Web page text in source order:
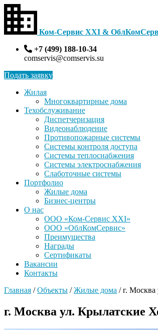
Ком-Сервис XXI &
+7 (499) 188-10-34
comservis@comservis.su
Подать заявку
Жилая
Многоквартирные дома
Техобслуживание
Диспетчеризация
Видеонаблюдение
Противопожарные системы
Системы контроля доступа
Системы теплоснабжения
Системы электроснабжения
Слаботочные системы
Портфолио
Жилые дома
Бизнес-центры
О нас
ООО «Ком-Сервис XXI»
ООО «ОблКомСервис»
Преимущества
Награды
Сертификаты
Вакансии
Контакты
Главная /Объекты /Жилые дома /г.
г. Москва ул. Крылатские